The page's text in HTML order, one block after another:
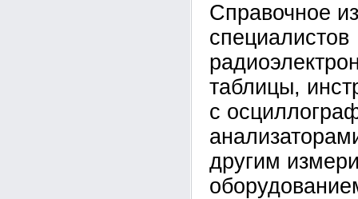
Справочное
специалистов
таблицы,
с
другим